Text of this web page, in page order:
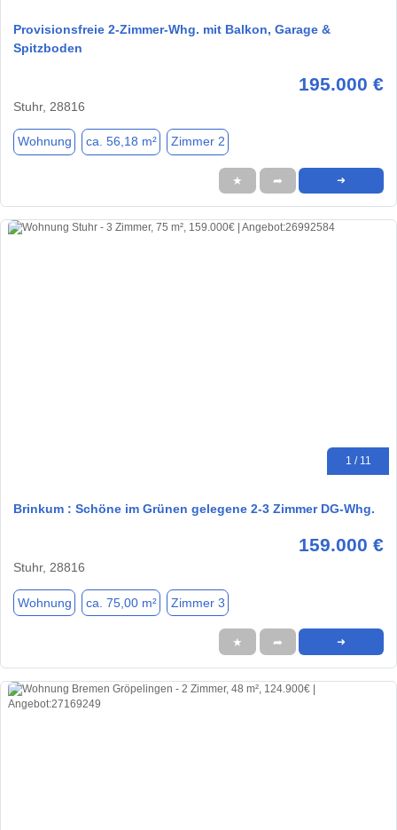
Provisionsfreie 2-Zimmer-Whg. mit Balkon, Garage &
Spitzboden
195.000 €
Stuhr, 28816
Wohnung ca. 56,18 m² Zimmer 2
★ ➦ ➜
1 / 11
Brinkum : Schöne im Grünen gelegene 2-3 Zimmer DG-Whg.
159.000 €
Stuhr, 28816
Wohnung ca. 75,00 m² Zimmer 3
★ ➦ ➜